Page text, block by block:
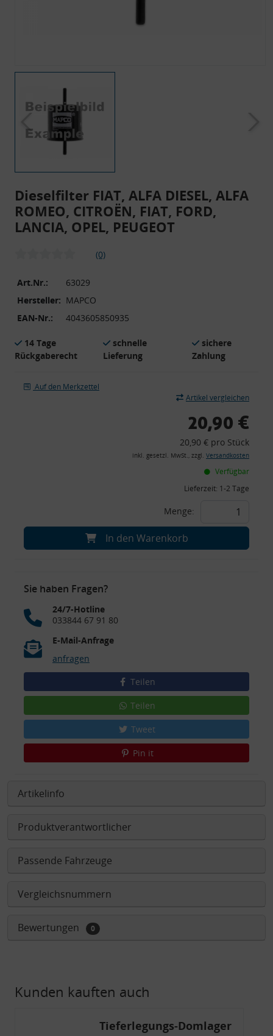
Dieselfilter FIAT, ALFA DIESEL, ALFA
ROMEO, CITROËN, FIAT, FORD,
LANCIA, OPEL, PEUGEOT
(0)
Art.Nr.:
63029
Hersteller: MAPCO
EAN-Nr.:
4043605850935
14 Tage
Rückgaberecht
schnelle
Lieferung
sichere
Zahlung
Auf den Merkzettel
Artikel vergleichen
20,90 €
20,90 € pro Stück
inkl. gesetzl. MwSt., zzgl. Versandkosten
Verfügbar
Lieferzeit: 1-2 Tage
Menge:
In den Warenkorb
Sie haben Fragen?
24/7-Hotline
033844 67 91 80
E-Mail-Anfrage
anfragen
Teilen
Teilen
Tweet
Pin it
Artikelinfo
Produktverantwortlicher
Passende Fahrzeuge
Vergleichsnummern
Bewertungen 0
Kunden kauften auch
Tieferlegungs-Domlager